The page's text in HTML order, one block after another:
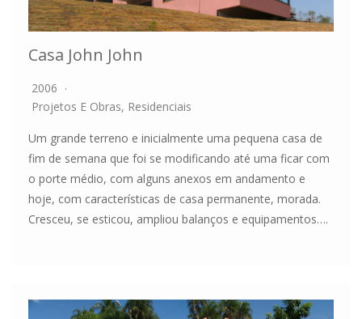
Casa John John
2006
Projetos E Obras, Residenciais
Um grande terreno e inicialmente uma pequena casa de
fim de semana que foi se modificando até uma ficar com
o porte médio, com alguns anexos em andamento e
hoje, com características de casa permanente, morada.
Cresceu, se esticou, ampliou balanços e equipamentos….